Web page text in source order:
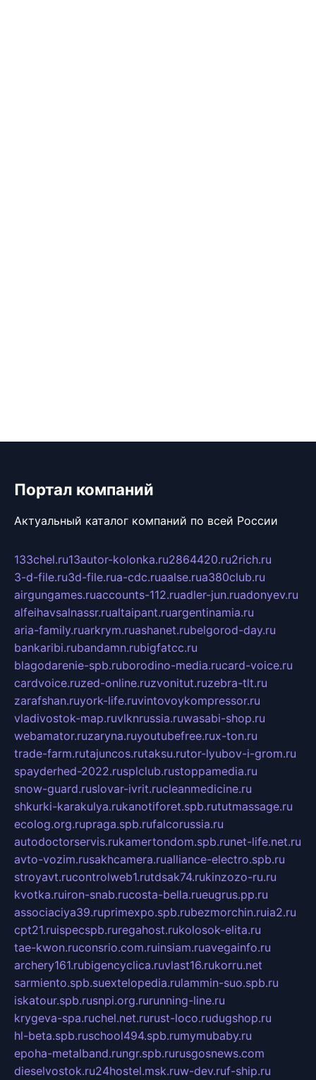
Портал компаний
Актуальный каталог компаний по всей России
133chel.ru13autor-kolonka.ru2864420.ru2rich.ru
3-d-file.ru3d-file.rua-cdc.ruaalse.rua380club.ru
airgungames.ruaccounts-112.ruadler-jun.ruadonyev.ru
alfeihavsalnassr.rualtaipant.ruargentinamia.ru
aria-family.ruarkrym.ruashanet.rubelgorod-day.ru
bankaribi.rubandamn.rubigfatcc.ru
blagodarenie-spb.ruborodino-media.rucard-voice.ru
cardvoice.ruzed-online.ruzvonitut.ruzebra-tlt.ru
zarafshan.ruyork-life.ruvintovoykompressor.ru
vladivostok-map.ruvlknrussia.ruwasabi-shop.ru
webamator.ruzaryna.ruyoutubefree.rux-ton.ru
trade-farm.rutajuncos.rutaksu.rutor-lyubov-i-grom.ru
spayderhed-2022.rusplclub.rustoppamedia.ru
snow-guard.ruslovar-ivrit.rucleanmedicine.ru
shkurki-karakulya.rukanotiforet.spb.rututmassage.ru
ecolog.org.rupraga.spb.rufalcorussia.ru
autodoctorservis.rukamertondom.spb.runet-life.net.ru
avto-vozim.rusakhcamera.rualliance-electro.spb.ru
stroyavt.rucontrolweb1.rutdsak74.rukinzozo-ru.ru
kvotka.ruiron-snab.rucosta-bella.rueugrus.pp.ru
associaciya39.ruprimexpo.spb.rubezmorchin.ruia2.ru
cpt21.ruispecspb.ruregahost.rukolosok-elita.ru
tae-kwon.ruconsrio.com.ruinsiam.ruavegainfo.ru
archery161.rubigencyclica.ruvlast16.rukorru.net
sarmiento.spb.suextelopedia.rulammin-suo.spb.ru
iskatour.spb.rusnpi.org.rurunning-line.ru
krygeva-spa.ruchel.net.rurust-loco.rudugshop.ru
hl-beta.spb.ruschool494.spb.rumymubaby.ru
epoha-metalband.rungr.spb.rurusgosnews.com
dieselvostok.ru24hostel.msk.ruw-dev.ruf-ship.ru